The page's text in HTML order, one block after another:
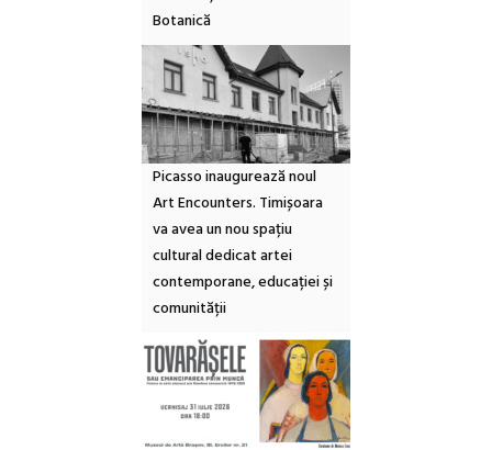
Botanică
Picasso inaugurează noul
Art Encounters. Timișoara
va avea un nou spațiu
cultural dedicat artei
contemporane, educației și
comunității